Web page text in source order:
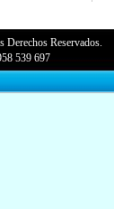
Derechos Reservados.
539 697